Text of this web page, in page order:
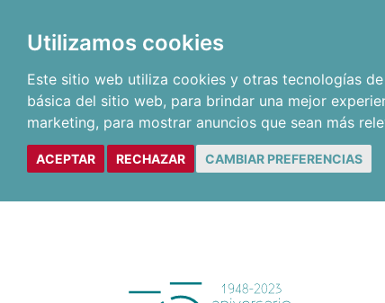
Utilizamos cookies
Este sitio web utiliza cookies y otras tecnologías
básica del sitio web, para brindar una mejor
marketing, para mostrar anuncios que sean más
ACEPTAR RECHAZAR CAMBIAR PREFERENCIAS